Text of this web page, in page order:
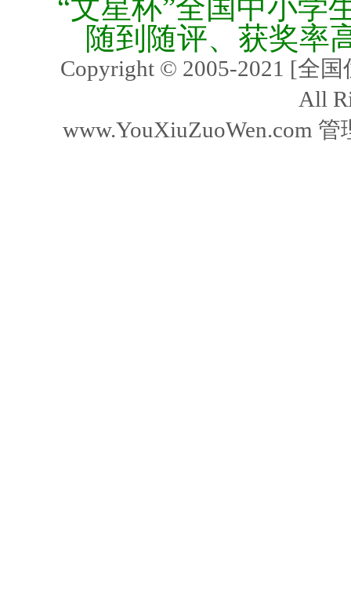
“文星杯”全国中小学
随到随评、获奖率
Copyright © 2005-2021 [全
All
www.YouXiuZuoWen.com 管